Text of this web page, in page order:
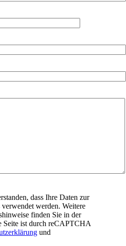
dass Ihre Daten zur
werden. Weitere
finden Sie in der
Seite ist durch reCAPTCHA
und